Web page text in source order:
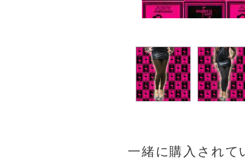
一緒に購入されて